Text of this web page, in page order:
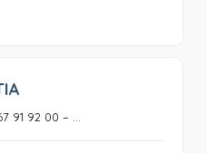
91 92 00 – ...